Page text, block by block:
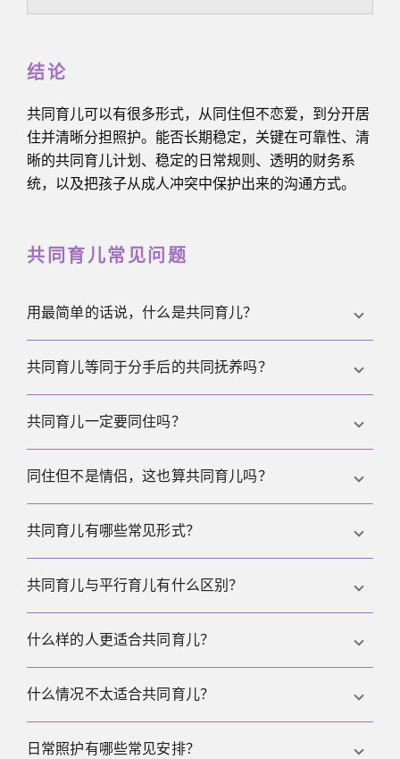
结论
共同育儿可以有很多形式，从同住但不恋爱，到分开居
住并清晰分担照护。能否长期稳定，关键在可靠性、清
晰的共同育儿计划、稳定的日常规则、透明的财务系
统，以及把孩子从成人冲突中保护出来的沟通方式。
共同育儿常见问题
用最简单的话说，什么是共同育儿？
共同育儿就是两位或多位成年人一起当父母、一起承
共同育儿等同于分手后的共同抚养吗？
不完全等同。它既可以发生在分开之后，也可以从一
一起要孩子并共同抚养。
共同育儿一定要同住吗？
不一定。同住或分居都可以，关键在于照护安排、费
同住但不是情侣，这也算共同育儿吗？
算。有的人选择像家庭合租一样同住，但需要把隐
免产生情侣式期待与误会。
共同育儿有哪些常见形式？
常见形式包括分开后共同育儿、计划型共同育儿、以
式。
共同育儿与平行育儿有什么区别？
共同育儿强调合作与沟通，平行育儿强调减少接触并
什么样的人更适合共同育儿？
更适合能守信用、愿意长期分担责任、沟通清晰、并
什么情况不太适合共同育儿？
如果存在强烈控制、反复越界、长期不靠谱、隐含伴
日常照护有哪些常见安排？